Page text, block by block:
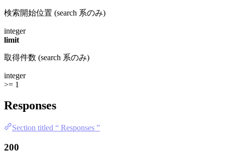
検索開始位置 (search 系のみ)
integer
limit
取得件数 (search 系のみ)
integer
>= 1
Responses
Section titled “ Responses ”
200